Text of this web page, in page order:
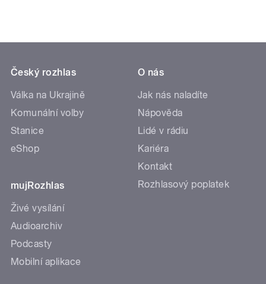
Český rozhlas
Válka na Ukrajině
Komunální volby
Stanice
eShop
mujRozhlas
Živé vysílání
Audioarchiv
Podcasty
Mobilní aplikace
O nás
Jak nás naladíte
Nápověda
Lidé v rádiu
Kariéra
Kontakt
Rozhlasový poplatek